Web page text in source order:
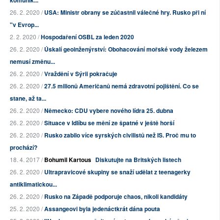
26. 2. 2020 /USA: Ministr obrany se zúčastnil válečné hry. Rusko při ní
"v Evrop...
2. 2. 2020 /Hospodaření OSBL za leden 2020
26. 2. 2020 /Úskalí geoinženýrství: Obohacování mořské vody železem
nemusí změnu...
26. 2. 2020 /Vraždění v Sýrii pokračuje
26. 2. 2020 /27.5 milionů Američanů nemá zdravotní pojištění. Co se
stane, až ta...
26. 2. 2020 /Německo: CDU vybere nového lídra 25. dubna
26. 2. 2020 /Situace v Idlíbu se mění ze špatné v ještě horší
26. 2. 2020 /Rusko zabilo více syrských civilistů než IS. Proč mu to
prochází?
18. 4. 2017 /Bohumil Kartous Diskutujte na Britských listech
26. 2. 2020 /Ultrapravicové skupiny se snaží udělat z teenagerky
antiklimatickou...
26. 2. 2020 /Rusko na Západě podporuje chaos, nikoli kandidáty
25. 2. 2020 /Assangeovi byla jedenáctkrát dána pouta